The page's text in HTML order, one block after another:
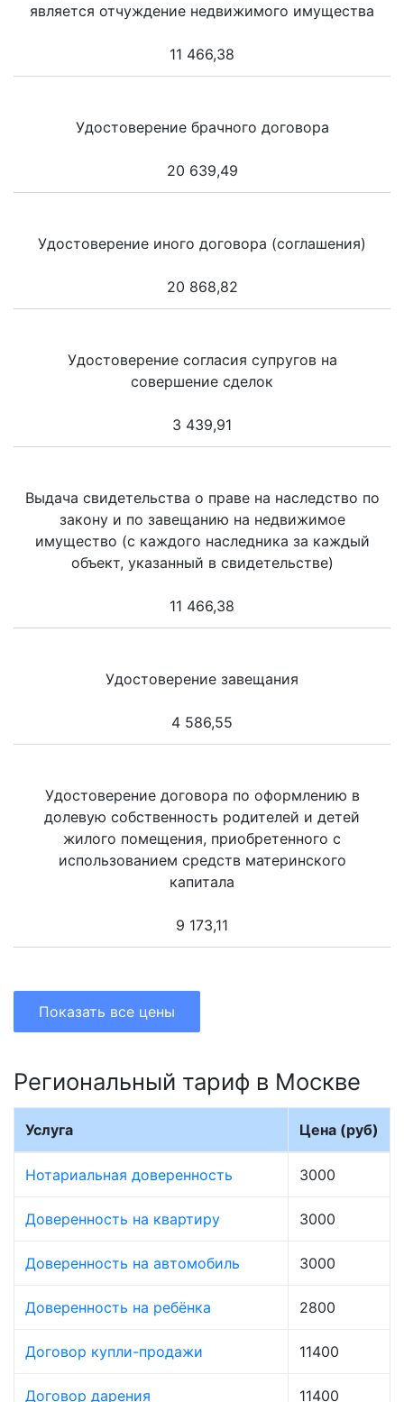
является отчуждение недвижимого имущества
11 466,38
Удостоверение брачного договора
20 639,49
Удостоверение иного договора (соглашения)
20 868,82
Удостоверение согласия супругов на
совершение сделок
3 439,91
Выдача свидетельства о праве на наследство по
закону и по завещанию на недвижимое
имущество (с каждого наследника за каждый
объект, указанный в свидетельстве)
11 466,38
Удостоверение завещания
4 586,55
Удостоверение договора по оформлению в
долевую собственность родителей и детей
жилого помещения, приобретенного с
использованием средств материнского
капитала
9 173,11
Показать все цены
Региональный тариф в Москве
Услуга Цена (руб)
Нотариальная доверенность 3000
Доверенность на квартиру 3000
Доверенность на автомобиль 3000
Доверенность на ребёнка 2800
Договор купли-продажи 11400
Договор дарения 11400